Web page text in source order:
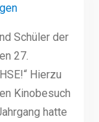
Schüler der
27.
Hierzu
Kinobesuch
hatte